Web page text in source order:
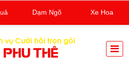
vụ Cưới hỏi trọn gói
PHU THÊ
Dạm Ngõ Xe Hoa